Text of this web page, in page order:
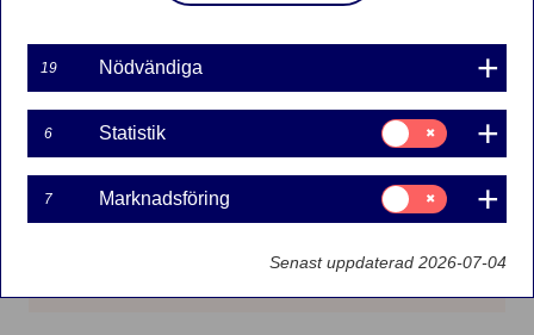
Styrelseledamotsedan 2026, suppleant till slutet av
nästa årsstämma 2027.
Nationalitetsvensk
19 Nödvändiga
6 Statistik
Samtycke
för:
Statistik
7 Marknadsföring
Samtycke
för:
Marknadsföring
Senast uppdaterad 2026-07-04